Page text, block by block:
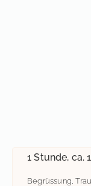
1 Stunde, ca.
Begrüssung,